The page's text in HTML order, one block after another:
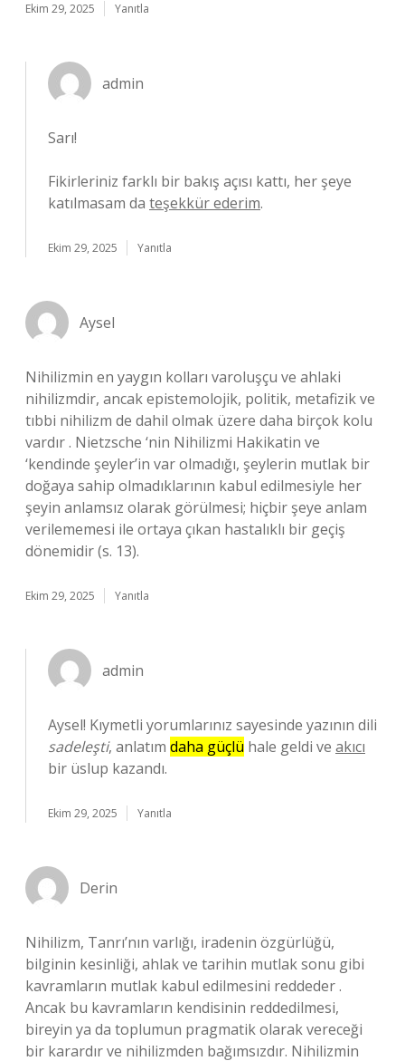
Ekim 29, 2025 Yanıtla
admin
Sarı!
Fikirleriniz farklı bir bakış açısı kattı, her şeye
katılmasam da teşekkür ederim.
Ekim 29, 2025 Yanıtla
Aysel
Nihilizmin en yaygın kolları varoluşçu ve ahlaki
nihilizmdir, ancak epistemolojik, politik, metafizik ve
tıbbi nihilizm de dahil olmak üzere daha birçok kolu
vardır . Nietzsche ‘nin Nihilizmi Hakikatin ve
‘kendinde şeyler’in var olmadığı, şeylerin mutlak bir
doğaya sahip olmadıklarının kabul edilmesiyle her
şeyin anlamsız olarak görülmesi; hiçbir şeye anlam
verilememesi ile ortaya çıkan hastalıklı bir geçiş
dönemidir (s. 13).
Ekim 29, 2025 Yanıtla
admin
Aysel! Kıymetli yorumlarınız sayesinde yazının dili
sadeleşti, anlatım daha güçlü hale geldi ve akıcı
bir üslup kazandı.
Ekim 29, 2025 Yanıtla
Derin
Nihilizm, Tanrı’nın varlığı, iradenin özgürlüğü,
bilginin kesinliği, ahlak ve tarihin mutlak sonu gibi
kavramların mutlak kabul edilmesini reddeder .
Ancak bu kavramların kendisinin reddedilmesi,
bireyin ya da toplumun pragmatik olarak vereceği
bir karardır ve nihilizmden bağımsızdır. Nihilizmin